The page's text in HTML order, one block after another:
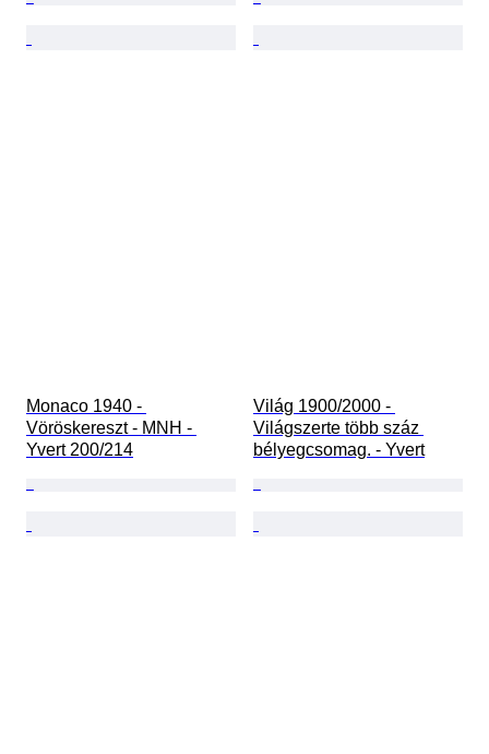
Monaco 1940 -
Vöröskereszt - MNH -
Yvert 200/214
Világ 1900/2000 -
Világszerte több száz
bélyegcsomag. - Yvert